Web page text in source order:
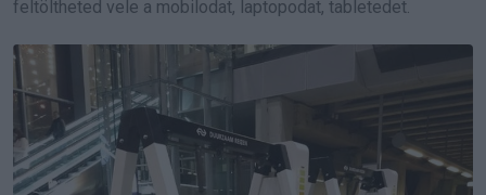
feltöltheted vele a mobilodat, laptopodat, tabletedet.